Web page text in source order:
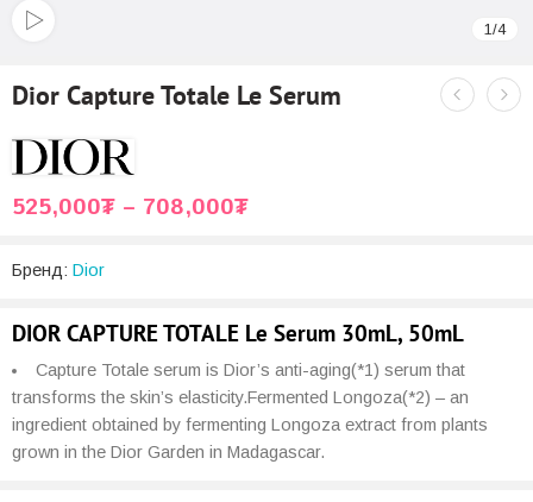
1 /4
Dior Capture Totale Le Serum
525,000₮ – 708,000₮
Бренд: Dior
DIOR CAPTURE TOTALE Le Serum 30mL, 50mL
Capture Totale serum is Dior’s anti-aging(*1) serum that
transforms the skin’s elasticity.Fermented Longoza(*2) – an
ingredient obtained by fermenting Longoza extract from plants
grown in the Dior Garden in Madagascar.